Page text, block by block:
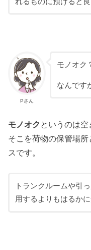
Pさん
モノオク
なんです
モノオク というのは
そこを荷物の保管場
スです。
トランクルームや引
用するよりもはるか